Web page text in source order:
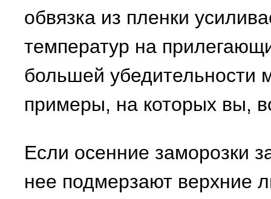
обвязка из пленки
температур на
большей убедительности
примеры, на которых вы,
Если осенние заморозки
нее подмерзают верхние